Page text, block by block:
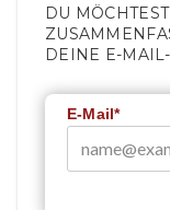
DU
DEINE E-
E-Mail*